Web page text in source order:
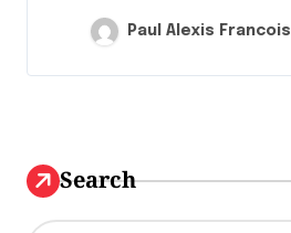
Paul Alexis Francois
Search